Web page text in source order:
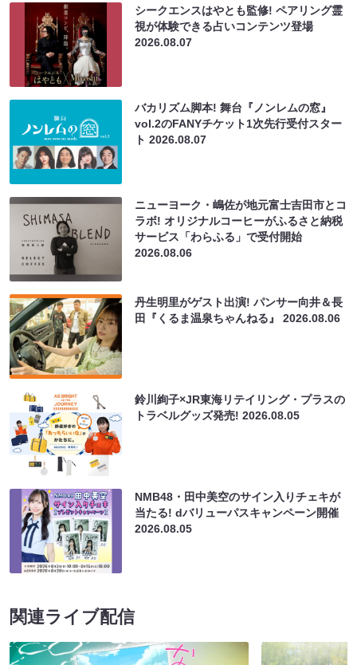
シークエンスはやとも監修! ペアリング霊
視が体験できる占いコンテンツ登場
2026.08.07
バカリズム脚本! 舞台『ノンレムの窓』
vol.2のFANYチケット1次先行受付スター
ト2026.08.07
ニューヨーク・嶋佐が地元富士吉田市とコ
ラボ! オリジナルコーヒーがふるさと納税
サービス「わらふる」で受付開始
2026.08.06
丹生明里がゲスト出演! パンサー向井＆長
田『くるま温泉ちゃんねる』2026.08.06
鈴川絢子×JR東海リテイリング・プラスの
トラベルグッズ発売!2026.08.05
NMB48・田中美空のサイン入りチェキが
当たる! dバリューパスキャンペーン開催
2026.08.05
関連ライブ配信